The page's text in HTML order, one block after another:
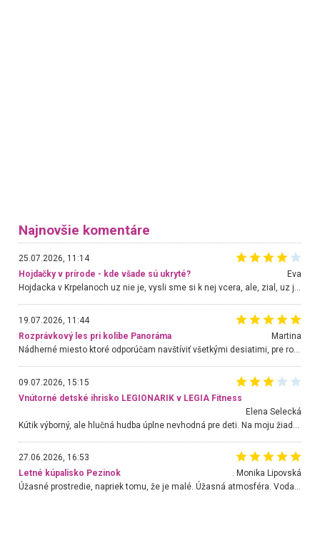
Najnovšie komentáre
25.07.2026, 11:14
Hojdačky v prírode - kde všade sú ukryté?
Eva
Hojdacka v Krpelanoch uz nie je, vysli sme si k nej vcera, ale, zial, uz je znicena. Ak sem planujete cestu len kvoli hojdacke, mozete si ju usetrit. Krasny vyhlad je tu vsak aj bez hojdacky :-)
19.07.2026, 11:44
Rozprávkový les pri kolibe Panoráma
Martina
Nádherné miesto ktoré odporúčam navštíviť všetkými desiatimi, pre rodiny s deťmi, dôchodcom... Proste a jednoducho ozaj rozprávkový les.. určite ešte prídeme. Odniesli sme si na pamiatku krásne tričká,
09.07.2026, 15:15
Vnútorné detské ihrisko LEGIONARIK v LEGIA Fitness
Elena Selecká
27.06.2026, 16:53
Letné kúpalisko Pezinok
. Monika Lipovská
Úžasné prostredie, napriek tomu, že je malé. Úžasná atmosféra. Voda fantastická a nádherná. Ľudí je pomerne veľa, ale su mili a ohľaduplní. Je veľmi zaujímavé sledovať, ako dokážu spolu športovať cudzí ľudia a bez ohľadu na vek. Vládne tu pohoda. Vnuka neviem dostať z vody. Ďakujem za krásny deň . Urcite sa sem vrátim. Jediný problém je s parkovaním, ale aj ten sa mi podarilo vyriešiť. Monika Bratislava